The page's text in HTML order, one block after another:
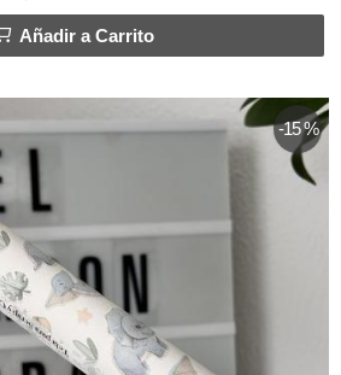
Añadir a Carrito
-15 %